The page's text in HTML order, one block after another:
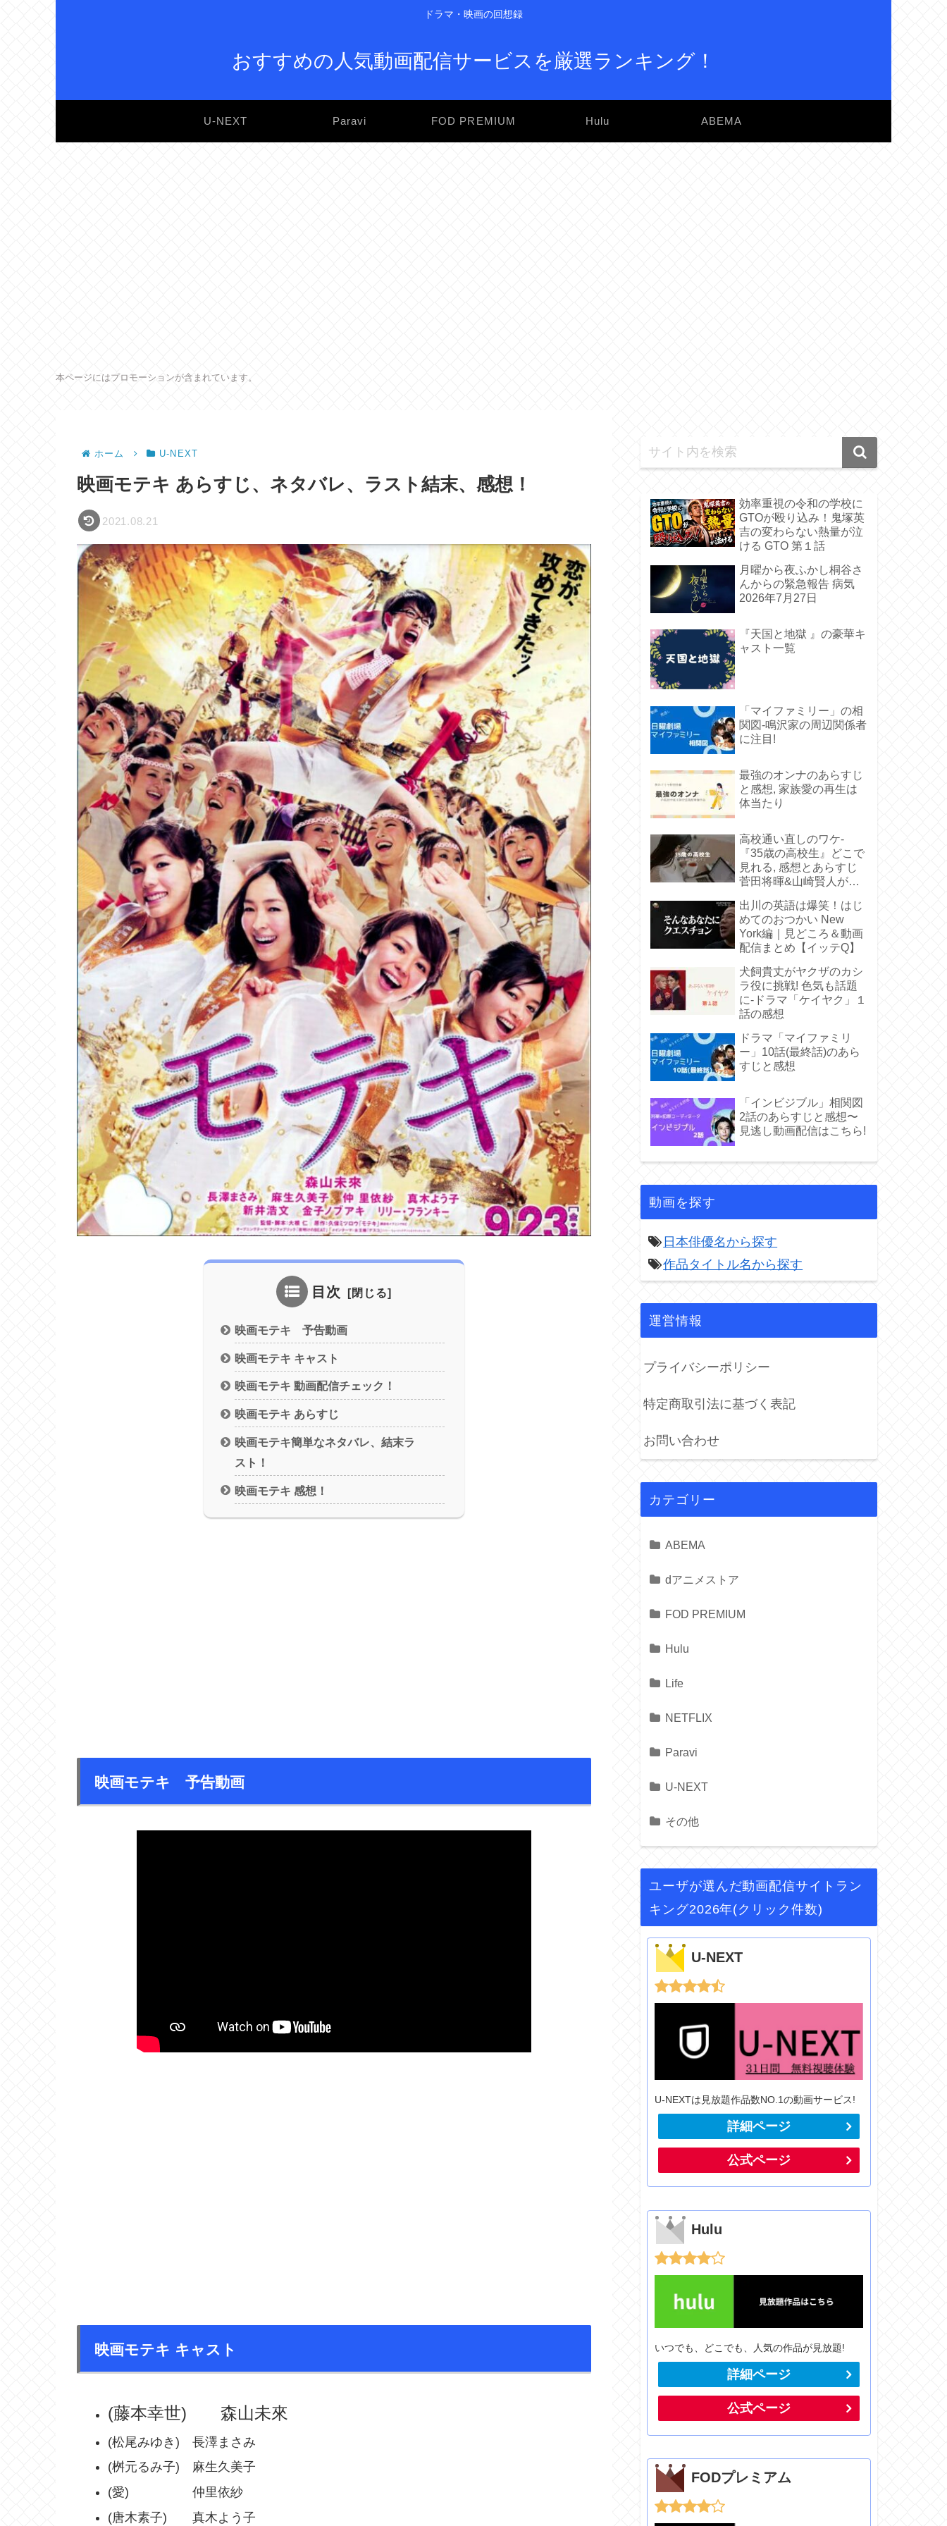
ドラマ・映画の回想録
おすすめの人気動画配信サービスを厳選ランキング！
U-NEXT Paravi FOD PREMIUM Hulu ABEMA
本ページにはプロモーションが含まれています。
ホーム U-NEXT
映画モテキ あらすじ、ネタバレ、ラスト結末、感想！
2021.08.21
目次
映画モテキ 予告動画
映画モテキ キャスト
映画モテキ 動画配信チェック！
映画モテキ あらすじ
映画モテキ簡単なネタバレ、結末ラ
スト！
映画モテキ 感想！
映画モテキ 予告動画
映画モテキ キャスト
(藤本幸世) 森山未來
(松尾みゆき) 長澤まさみ
(桝元るみ子) 麻生久美子
(愛) 仲里依紗
(唐木素子) 真木よう子
効率重視の令和の学校に
GTOが殴り込み！鬼塚英
吉の変わらない熱量が泣
ける GTO 第１話
月曜から夜ふかし桐谷さ
んからの緊急報告 病気
2026年7月27日
『天国と地獄 』の豪華キ
ャスト一覧
「マイファミリー」の相
関図-鳴沢家の周辺関係者
に注目!
最強のオンナのあらすじ
と感想, 家族愛の再生は
体当たり
高校通い直しのワケ-
『35歳の高校生』どこで
見れる, 感想とあらすじ
菅田将暉&山崎賢人が若
出川の英語は爆笑！はじ
めてのおつかい New
York編｜見どころ＆動画
配信まとめ【イッテQ】
犬飼貴丈がヤクザのカシ
ラ役に挑戦! 色気も話題
に-ドラマ「ケイヤク」１
話の感想
ドラマ「マイファミリ
ー」10話(最終話)のあら
すじと感想
「インビジブル」相関図
2話のあらすじと感想〜
見逃し動画配信はこちら!
動画を探す
 日本俳優名から探す
作品タイトル名から探す
運営情報
プライバシーポリシー
特定商取引法に基づく表記
お問い合わせ
カテゴリー
ABEMA
dアニメストア
FOD PREMIUM
Hulu
Life
NETFLIX
Paravi
U-NEXT
その他
ユーザが選んだ動画配信サイトラン
キング2026年(クリック件数)
U-NEXT
U-NEXTは見放題作品数NO.1の動画サービス!
詳細ページ
公式ページ
Hulu
いつでも、どこでも、人気の作品が見放題!
詳細ページ
公式ページ
FODプレミアム